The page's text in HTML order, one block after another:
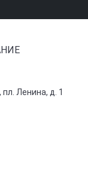
Ленина, д. 1